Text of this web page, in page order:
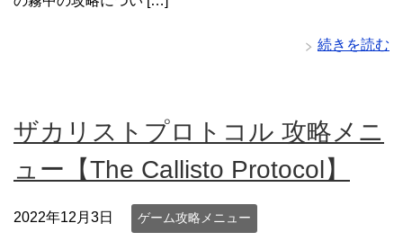
続きを読む
ザカリストプロトコル 攻略メニ
ュー【The Callisto Protocol】
2022年12月3日 ゲーム攻略メニュー